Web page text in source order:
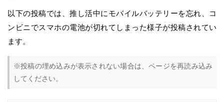
以下の投稿では、推し活中にモバイルバッテリーを忘れ、コ
ンビニでスマホの電池が切れてしまった様子が投稿されてい
ます。
※投稿の埋め込みが表示されない場合は、ページを再読み込み
してください。